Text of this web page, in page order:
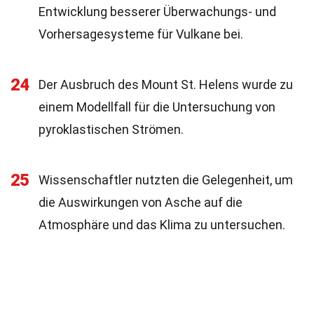
Entwicklung besserer Überwachungs- und
Vorhersagesysteme für Vulkane bei.
24
Der Ausbruch des Mount St. Helens wurde zu
einem Modellfall für die Untersuchung von
pyroklastischen Strömen.
25
Wissenschaftler nutzten die Gelegenheit, um
die Auswirkungen von Asche auf die
Atmosphäre und das Klima zu untersuchen.